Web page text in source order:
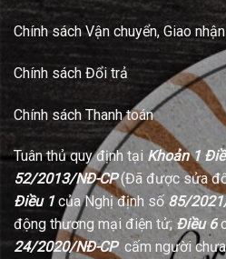
Chính sách Vận chuyển, Giao
Chính sách Đổi trả
Chính sách Thanh toán
Tuân thủ quy định tại Khoản 1
52/2013/NĐ-CP(Đã được sửa
Điều 1của Nghị định số 85/
động thương mại điện tử; Điều 6
24/2020/NĐ-CPcấm người chưa